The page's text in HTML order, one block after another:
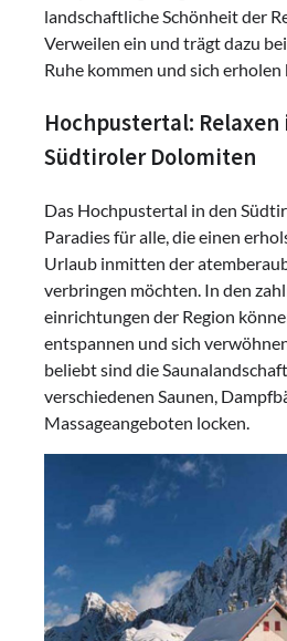
landschaftliche Schönheit der
Verweilen ein und trägt dazu
Ruhe kommen und sich erholen
Hochpustertal: Relaxen
Südtiroler Dolomiten
Das Hochpustertal in den
Paradies für alle, die einen
Urlaub inmitten der
verbringen möchten. In den
einrichtungen der Region
entspannen und sich
beliebt sind die
verschiedenen Saunen,
Massageangeboten locken.